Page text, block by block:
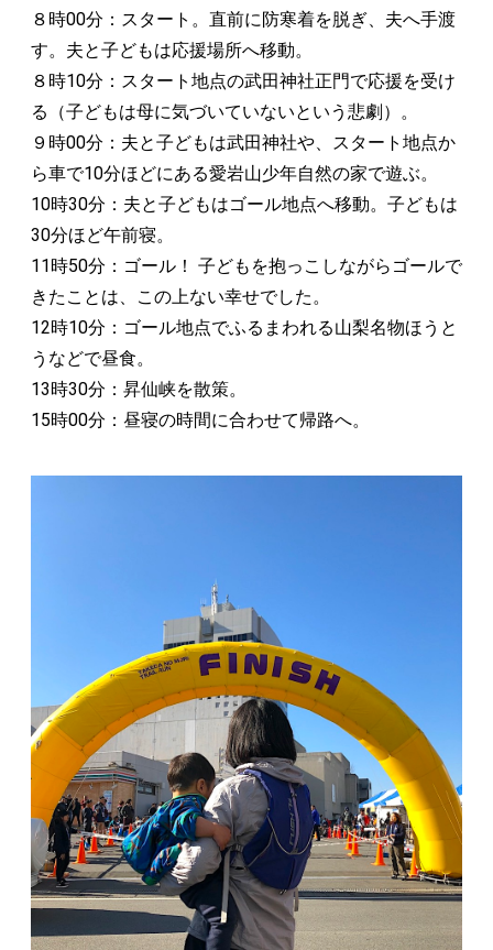
８時00分：スタート。直前に防寒着を脱ぎ、夫へ手渡
す。夫と子どもは応援場所へ移動。
８時10分：スタート地点の武田神社正門で応援を受け
る（子どもは母に気づいていないという悲劇）。
９時00分：夫と子どもは武田神社や、スタート地点か
ら車で10分ほどにある愛岩山少年自然の家で遊ぶ。
10時30分：夫と子どもはゴール地点へ移動。子どもは
30分ほど午前寝。
11時50分：ゴール！ 子どもを抱っこしながらゴールで
きたことは、この上ない幸せでした。
12時10分：ゴール地点でふるまわれる山梨名物ほうと
うなどで昼食。
13時30分：昇仙峡を散策。
15時00分：昼寝の時間に合わせて帰路へ。